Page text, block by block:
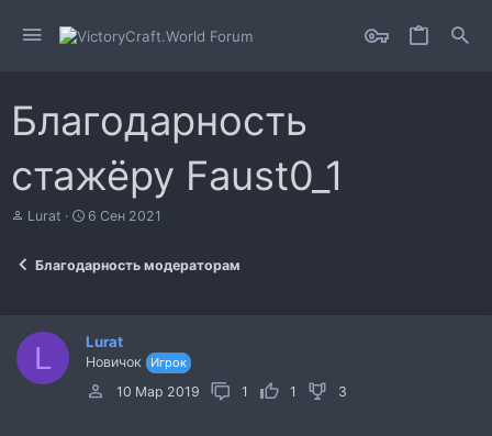
Благодарность
стажёру Faust0_1
АLurat
Д
а
а
л
а
6 Сен 2021
Благодарность модераторам
L Lurat
Новичок Игрок
10 Мар 2019 1 1 3